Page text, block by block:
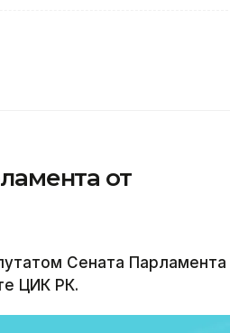
от
Сената Парламента
ЦИК РК.